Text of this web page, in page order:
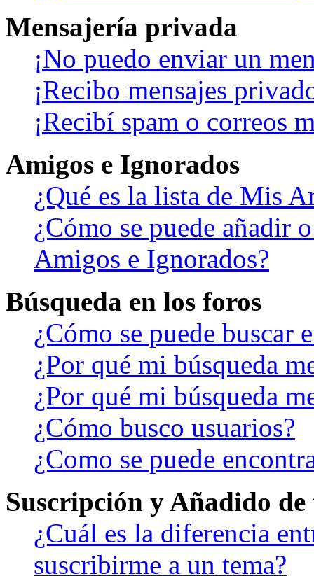
Mensajería privada
¡No puedo enviar un
¡Recibo mensajes
¡Recibí spam o correos
Amigos e Ignorados
¿Qué es la lista de Mis
¿Cómo se puede añadir
Amigos e Ignorados?
Búsqueda en los foros
¿Cómo se puede buscar
¿Por qué mi búsqueda
¿Por qué mi búsqueda
¿Cómo busco usuarios?
¿Como se puede
Suscripción y Añadido
¿Cuál es la diferencia
suscribirme a un tema?